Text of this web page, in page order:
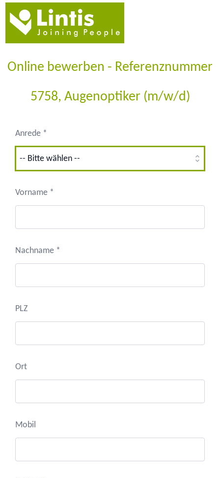
Online bewerben - Referenznummer
5758, Augenoptiker (m/w/d)
Anrede *
Vorname *
Nachname *
PLZ
Ort
Mobil